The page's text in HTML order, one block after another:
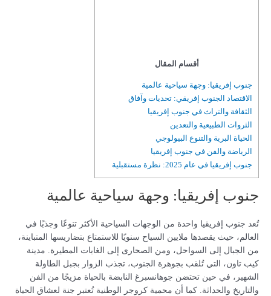
أقسام المقال
جنوب إفريقيا: وجهة سياحية عالمية
الاقتصاد الجنوب إفريقي: تحديات وآفاق
الثقافة والتراث في جنوب إفريقيا
الثروات الطبيعية والتعدين
الحياة البرية والتنوع البيولوجي
الرياضة والفن في جنوب إفريقيا
جنوب إفريقيا في عام 2025: نظرة مستقبلية
جنوب إفريقيا: وجهة سياحية عالمية
تُعد جنوب إفريقيا واحدة من الوجهات السياحية الأكثر تنوعًا وجذبًا في
العالم، حيث يقصدها ملايين السياح سنويًا للاستمتاع بتضاريسها المتباينة،
من الجبال إلى السواحل، ومن الصحارى إلى الغابات المطيرة. مدينة
كيب تاون، التي تُلقب بجوهرة الجنوب، تجذب الزوار بجبل الطاولة
الشهير، في حين تحتضن جوهانسبرغ النابضة بالحياة مزيجًا من الفن
والتاريخ والحداثة. كما أن محمية كروجر الوطنية تُعتبر جنة لعشاق الحياة